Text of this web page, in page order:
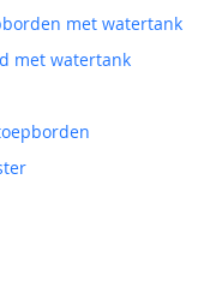
met watertank
met watertank